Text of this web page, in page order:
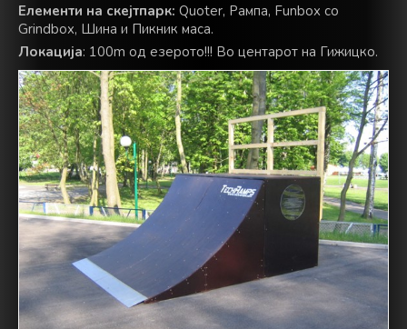
Елементи на скејтпарк: Quoter, Рампа, Funbox со
Grindbox, Шина и Пикник маса.
Локација: 100m од езерото!!! Во центарот на Гижицко.